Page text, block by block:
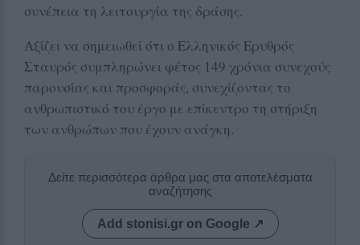
συνέπεια τη λειτουργία της δράσης.
Αξίζει να σημειωθεί ότι ο Ελληνικός Ερυθρός
Σταυρός συμπληρώνει φέτος 149 χρόνια συνεχούς
παρουσίας και προσφοράς, συνεχίζοντας το
ανθρωπιστικό του έργο με επίκεντρο τη στήριξη
των ανθρώπων που έχουν ανάγκη.
Δείτε περισσότερα άρθρα μας στα αποτελέσματα
αναζήτησης
Add stonisi.gr on Google ↗